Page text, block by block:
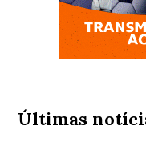
Últimas